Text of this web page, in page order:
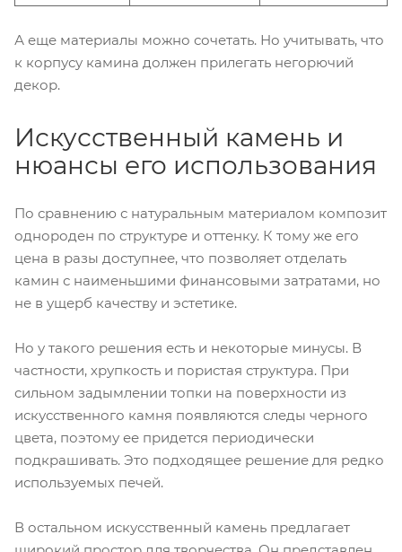
А еще материалы можно сочетать. Но учитывать, что
к корпусу камина должен прилегать негорючий
декор.
Искусственный камень и
нюансы его использования
По сравнению с натуральным материалом композит
однороден по структуре и оттенку. К тому же его
цена в разы доступнее, что позволяет отделать
камин с наименьшими финансовыми затратами, но
не в ущерб качеству и эстетике.
Но у такого решения есть и некоторые минусы. В
частности, хрупкость и пористая структура. При
сильном задымлении топки на поверхности из
искусственного камня появляются следы черного
цвета, поэтому ее придется периодически
подкрашивать. Это подходящее решение для редко
используемых печей.
В остальном искусственный камень предлагает